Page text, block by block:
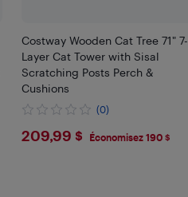
Costway Wooden Cat Tree 71" 7-
Layer Cat Tower with Sisal
Scratching Posts Perch &
Cushions
(0)
$209.99
209,99 $ Économisez 190 $